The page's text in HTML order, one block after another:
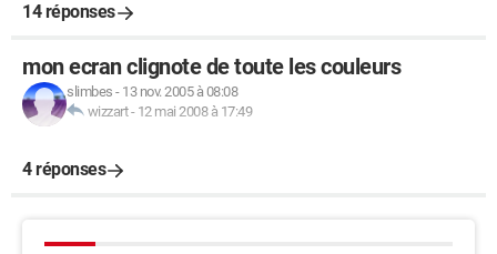
14 réponses
mon ecran clignote de toute les couleurs
slimbes - 13 nov. 2005 à 08:08
wizzart- 12 mai 2008 à 17:49
4 réponses